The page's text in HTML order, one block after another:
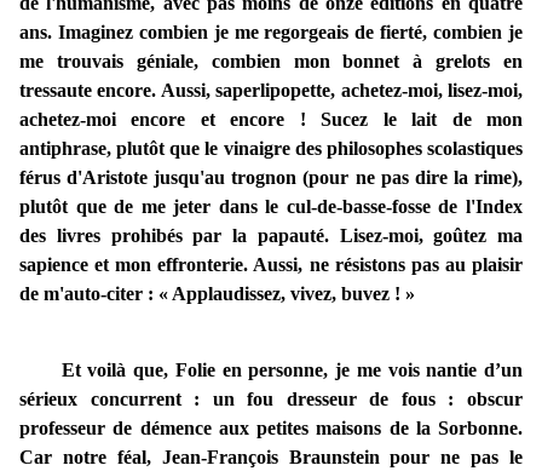
ans. Imaginez combien je me regorgeais de fierté, combien je
me trouvais géniale, combien mon bonnet à grelots en
tressaute encore. Aussi, saperlipopette, achetez-moi, lisez-moi,
achetez-moi encore et encore ! Sucez le lait de mon
antiphrase, plutôt que le vinaigre des philosophes scolastiques
férus d'Aristote jusqu'au trognon (pour ne pas dire la rime),
plutôt que de me jeter dans le cul-de-basse-fosse de l'Index
des livres prohibés par la papauté. Lisez-moi, goûtez ma
sapience et mon effronterie. Aussi, ne résistons pas au plaisir
de m'auto-citer : « Applaudissez, vivez, buvez ! »
Et voilà que, Folie en personne, je me vois nantie d’un
sérieux concurrent : un fou dresseur de fous : obscur
professeur de démence aux petites maisons de la Sorbonne.
Car notre féal, Jean-François Braunstein pour ne pas le